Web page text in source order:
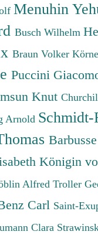
Menuhin
Busch Wilhelm
Braun Volker
Puccini
Knut
Arnold
Königin
Alfred Troller
Carl Saint-
Clara